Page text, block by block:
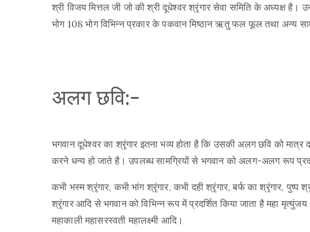
श्री विजय मित्तल जी जो की श्री दूधेश्वर श्रृंगार सेवा समिति के अध्यक्ष
भोग 108 भोग विभिन्न प्रकार के पकवान मिष्ठान ऋतु फल फूल तथा अन्य
अलग छवि:-
भगवान दूधेश्वर का श्रृंगार इतना भव्य होता है कि उसकी अलग छवि को
करने धन्य हो जाते है। उपलब्ध सामग्रियों से भगवान को अलग-अलग रूप
कभी भस्म श्रृंगार, कभी भांग श्रृंगार, कभी दही श्रृंगार, बर्फ का श्रृंगार, पुष्प
श्रृंगार आदि से भगवान को विभिन्न रूप में प्रदर्शित किया जाता है महा
महाकाली महासरस्वती महालक्ष्मी आदि।